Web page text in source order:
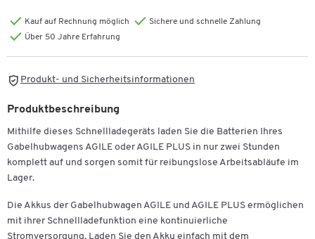
Kauf auf Rechnung möglich
Sichere und schnelle Zahlung
Über 50 Jahre Erfahrung
Produkt- und Sicherheitsinformationen
Produktbeschreibung
Mithilfe dieses Schnellladegeräts laden Sie die Batterien Ihres
Gabelhubwagens AGILE oder AGILE PLUS in nur zwei Stunden
komplett auf und sorgen somit für reibungslose Arbeitsabläufe im
Lager.
Die Akkus der Gabelhubwagen AGILE und AGILE PLUS ermöglichen
mit ihrer Schnellladefunktion eine kontinuierliche
Stromversorgung. Laden Sie den Akku einfach mit dem